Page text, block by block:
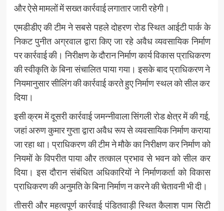
और ऐसे मामलों में सख्त कार्रवाई लगातार जारी रहेगी।
एमडीडीए की टीम ने सबसे पहले दोहरण रोड स्थित आईटी पार्क के
निकट पुनीत अग्रवाल द्वारा किए जा रहे अवैध व्यवसायिक निर्माण
पर कार्रवाई की। निरीक्षण के दौरान निर्माण कार्य विकास प्राधिकरण
की स्वीकृति के बिना संचालित पाया गया। इसके बाद प्राधिकरण ने
नियमानुसार सीलिंग की कार्रवाई करते हुए निर्माण स्थल को सील कर
दिया।
इसी क्रम में दूसरी कार्रवाई जमन्नीवाला सिंगली रोड क्षेत्र में की गई,
जहां अरुण कुमार गुप्ता द्वारा अवैध रूप से व्यवसायिक निर्माण कराया
जा रहा था। प्राधिकरण की टीम ने मौके का निरीक्षण कर निर्माण को
नियमों के विपरीत पाया और तत्काल प्रभाव से भवन को सील कर
दिया। इस दौरान संबंधित अधिकारियों ने निर्माणकर्ता को विकास
प्राधिकरण की अनुमति के बिना निर्माण न करने की चेतावनी भी दी।
तीसरी और महत्वपूर्ण कार्रवाई पंडितवाड़ी स्थित कैलाश पाम सिटी